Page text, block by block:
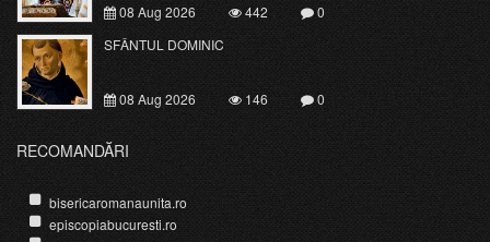
08 Aug 2026
442
0
SFÂNTUL DOMINIC
08 Aug 2026 146 0
RECOMANDĂRI
bisericaromanaunita.ro
episcopiabucuresti.ro